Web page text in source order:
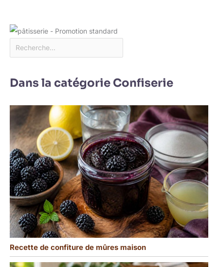
Dans la catégorie Confiserie
Recette de confiture de mûres maison